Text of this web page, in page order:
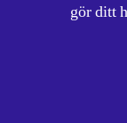
gör ditt